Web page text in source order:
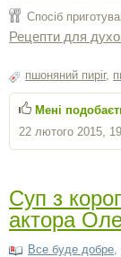
Спосіб
Рецепти для
пшоняний пиріг,
22 лютого 2015,
Мені
Суп з
актора
Все буде добре